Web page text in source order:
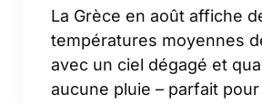
La Grèce en août affiche
températures moyennes
avec un ciel dégagé et
aucune pluie – parfait pour